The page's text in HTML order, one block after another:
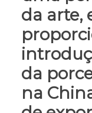
da arte,
da
na